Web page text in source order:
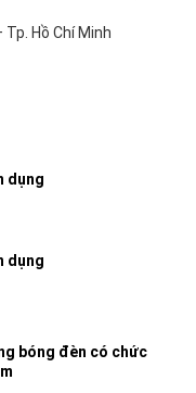
Tp. Hồ Chí Minh
dụng
dụng
bóng đèn có chức